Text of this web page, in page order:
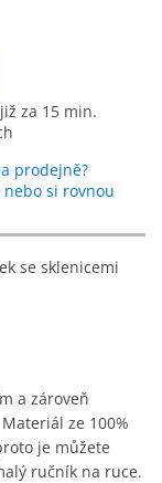
za 15 min.
prodejně?
nebo si rovnou
a zároveň
ze 100%
je můžete
ručník na ruce.